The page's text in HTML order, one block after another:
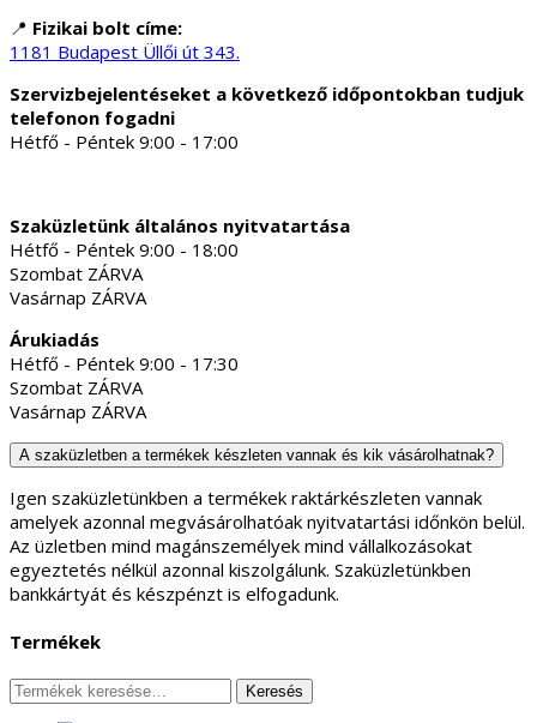
📍 Fizikai bolt címe:
1181 Budapest Üllői út 343.
Szervizbejelentéseket a következő időpontokban tudjuk
telefonon fogadni
Hétfő - Péntek 9:00 - 17:00
Szaküzletünk általános nyitvatartása
Hétfő - Péntek 9:00 - 18:00
Szombat ZÁRVA
Vasárnap ZÁRVA
Árukiadás
Hétfő - Péntek 9:00 - 17:30
Szombat ZÁRVA
Vasárnap ZÁRVA
A szaküzletben a termékek készleten vannak és kik vásárolhatnak?
Igen szaküzletünkben a termékek raktárkészleten vannak
amelyek azonnal megvásárolhatóak nyitvatartási időnkön belül.
Az üzletben mind magánszemélyek mind vállalkozásokat
egyeztetés nélkül azonnal kiszolgálunk. Szaküzletünkben
bankkártyát és készpénzt is elfogadunk.
Termékek
Keresés
Keresés